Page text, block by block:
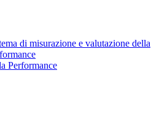
di misurazione e valutazione della
Performance